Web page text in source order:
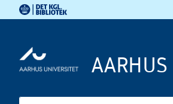
Det Kgl. Bibliotek
Søg